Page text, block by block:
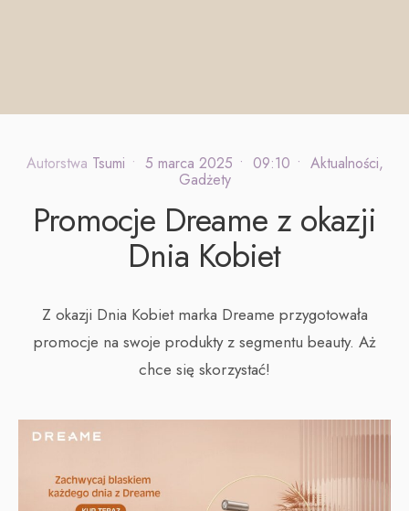
Autorstwa Tsumi • 5 marca 2025 • 09:10 • Aktualności,
Gadżety
Promocje Dreame z okazji
Dnia Kobiet
Z okazji Dnia Kobiet marka Dreame przygotowała
promocje na swoje produkty z segmentu beauty. Aż
chce się skorzystać!